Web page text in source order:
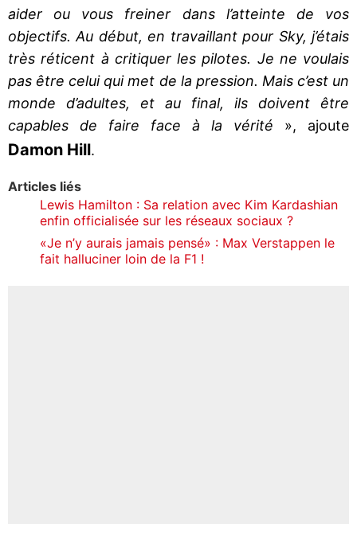
aider ou vous freiner dans l’atteinte de vos
objectifs. Au début, en travaillant pour Sky, j’étais
très réticent à critiquer les pilotes. Je ne voulais
pas être celui qui met de la pression. Mais c’est un
monde d’adultes, et au final, ils doivent être
capables de faire face à la vérité », ajoute
Damon Hill.
Articles liés
Lewis Hamilton : Sa relation avec Kim Kardashian
enfin officialisée sur les réseaux sociaux ?
«Je n’y aurais jamais pensé» : Max Verstappen le
fait halluciner loin de la F1 !